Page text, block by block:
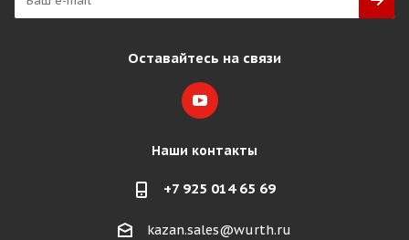
Оставайтесь на связи
Наши контакты
+7 925 014 65 69
kazan.sales@wurth.ru